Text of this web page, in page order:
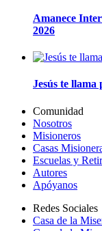
Amanece
2026
Jesús te llama
Comunidad
Nosotros
Misioneros
Casas
Escuelas y
Autores
Apóyanos
Redes Sociales
Casa de la